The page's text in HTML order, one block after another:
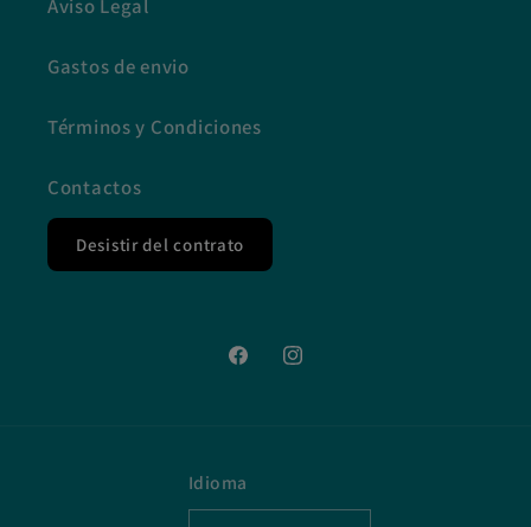
Aviso Legal
Gastos de envio
Términos y Condiciones
Contactos
Desistir del contrato
FacebookInstagram
Idioma